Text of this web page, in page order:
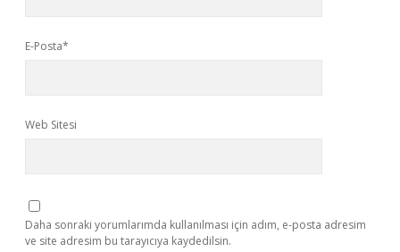
E-Posta*
Web Sitesi
Daha sonraki yorumlarımda kullanılması için adım, e-posta adresim
ve site adresim bu tarayıcıya kaydedilsin.